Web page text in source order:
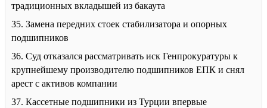
традиционных вкладышей из бакаута
35. Замена передних стоек стабилизатора и опорных
подшипников
36. Суд отказался рассматривать иск Генпрокуратуры к
крупнейшему производителю подшипников ЕПК и снял
арест с активов компании
37. Кассетные подшипники из Турции впервые